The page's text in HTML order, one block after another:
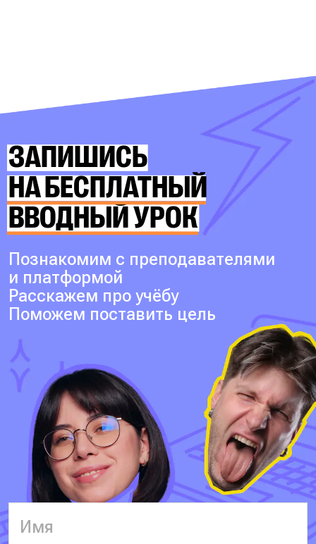
ЗАПИШИСЬ
НА БЕСПЛАТНЫЙ
ВВОДНЫЙ УРОК
Познакомим с преподавателями
и платформой
Расскажем про учёбу
Поможем поставить цель